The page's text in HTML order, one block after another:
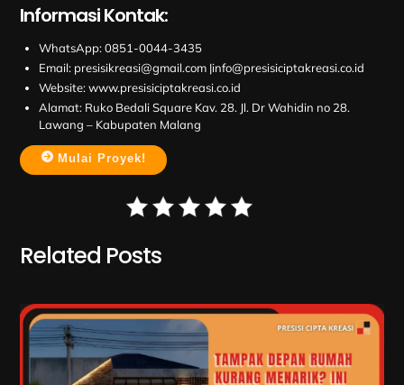
Informasi Kontak:
WhatsApp:0851-0044-3435
Email: presisikreasi@gmail.com |info@presisiciptakreasi.co.id
Website:www.presisiciptakreasi.co.id
Alamat: Ruko Bedali Square Kav. 28. Jl. Dr Wahidin no 28.
Lawang – Kabupaten Malang
Mulai Proyek!
Related Posts